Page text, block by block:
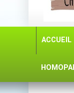
ACCUEIL